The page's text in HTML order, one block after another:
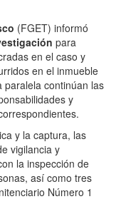
(FGET) informó
para
en el caso y
en el inmueble
paralela continúan las
y
y la captura, las
vigilancia y
la inspección de
así como tres
Número 1